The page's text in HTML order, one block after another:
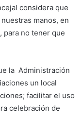
considera que
manos, en
para no tener que
la Administración
un local
facilitar el uso
celebración de